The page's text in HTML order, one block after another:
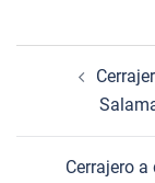
entradas
Cerrajero